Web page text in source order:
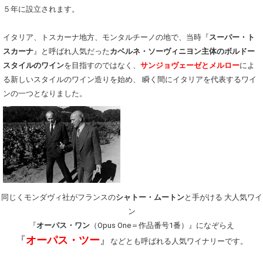
５年に設立されます。
イタリア、トスカーナ地方、モンタルチーノの地で、 当時『スーパー・ト
スカーナ』と呼ばれ人気だったカベルネ・ソーヴィニヨン主体のボルドー
スタイルのワインを目指すのではなく、 サンジョヴェーゼとメルローによ
る新しいスタイルのワイン造りを始め、 瞬く間にイタリアを代表するワイ
ンの一つとなりました。
同じくモンダヴィ社がフランスのシャトー・ムートンと手がける 大人気ワイ
ン
『オーパス・ワン （Opus One＝作品番号1番）』になぞらえ
『オーパス・ツー 』 などとも呼ばれる人気ワイナリーです。